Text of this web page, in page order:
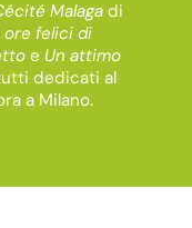
Malagadi
ore felici di
e Un attimo
dedicati al
a Milano.